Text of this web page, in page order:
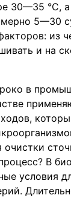
30—35 °C,
5—30
из
и на
в
очистки
В
условия